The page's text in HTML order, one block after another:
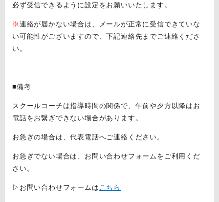
必ず受信できるように設定をお願いいたします。
※連絡が届かない場合は、メールが正常に受信できていな
い可能性がございますので、下記連絡先までご連絡くださ
い。
■備考
スクールコーチは指導時間の関係で、午前や夕方以降はお
電話をお繋ぎできない場合があります。
お急ぎの場合は、代表電話へご連絡ください。
お急ぎでない場合は、お問い合わせフォームをご利⽤くだ
さい。
▷お問い合わせフォームは こちら